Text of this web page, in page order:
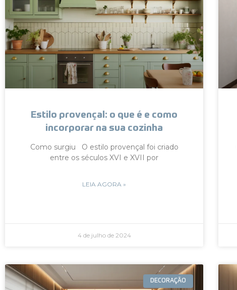
Estilo provençal: o que é e como
incorporar na sua cozinha
Como surgiu O estilo provençal foi criado
entre os séculos XVI e XVII por
LEIA AGORA »
4 de julho de 2024
DECORAÇÃO